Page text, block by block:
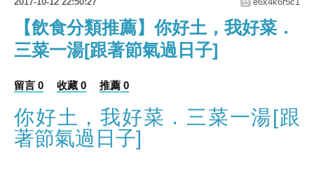
【飲食分類推薦】你好土，我好菜．
三菜一湯[跟著節氣過日子]
留言 0 收藏 0 推薦 0
你好土，我好菜．三菜一湯[跟
著節氣過日子]